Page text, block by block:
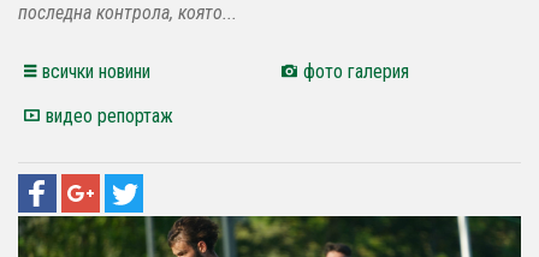
последна контрола, която...
всички новини
фото галерия
видео репортаж